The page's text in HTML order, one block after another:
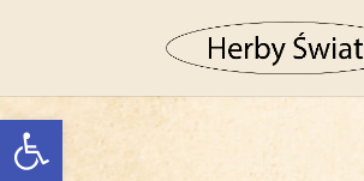
Otwórz pasek narzędzi